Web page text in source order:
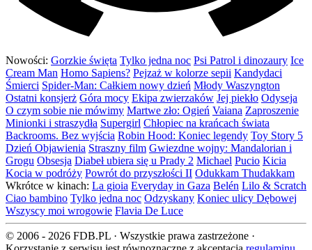
Nowości: Gorzkie święta Tylko jedna noc Psi Patrol i dinozaury Ice
Cream Man Homo Sapiens? Pejzaż w kolorze sepii Kandydaci
Śmierci Spider-Man: Całkiem nowy dzień Młody Waszyngton
Ostatni konsjerż Góra mocy Ekipa zwierzaków Jej piekło Odyseja
O czym sobie nie mówimy Martwe zło: Ogień Vaiana Zaproszenie
Minionki i straszydła Supergirl Chłopiec na krańcach świata
Backrooms. Bez wyjścia Robin Hood: Koniec legendy Toy Story 5
Dzień Objawienia Straszny film Gwiezdne wojny: Mandalorian i
Grogu Obsesja Diabeł ubiera się u Prady 2 Michael Pucio Kicia
Kocia w podróży Powrót do przyszłości II Odukkam Thudakkam
Wkrótce w kinach: La gioia Everyday in Gaza Belén Lilo & Scratch
Ciao bambino Tylko jedna noc Odzyskany Koniec ulicy Dębowej
Wszyscy moi wrogowie Flavia De Luce
© 2006 - 2026 FDB.PL · Wszystkie prawa zastrzeżone ·